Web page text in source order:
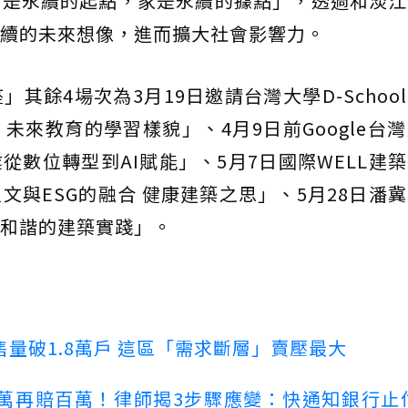
的未來想像，進而擴大社會影響力。
其餘4場次為3月19日邀請台灣大學D-
來教育的學習樣貌」、4月9日前Google台
數位轉型到AI賦能」、5月7日國際WELL建
與ESG的融合 健康建築之思」、5月28日潘
諧的建築實踐」。
破1.8萬戶 這區「需求斷層」賣壓最大
再賠百萬！律師揭3步驟應變：快通知銀行止